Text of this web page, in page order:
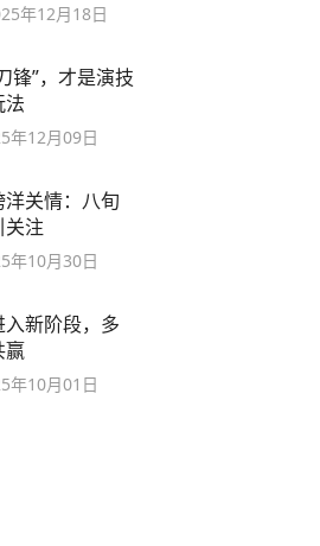
年12月18日
锋”，才是演技
法
年12月09日
关情：八旬
关注
年10月30日
新阶段，多
赢
年10月01日